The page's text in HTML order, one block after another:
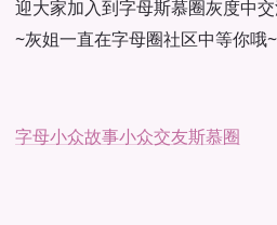
迎大家加入到字母斯慕圈灰度中
~灰姐一直在字母圈社区中等你哦~
字母小众故事小众交友斯慕圈